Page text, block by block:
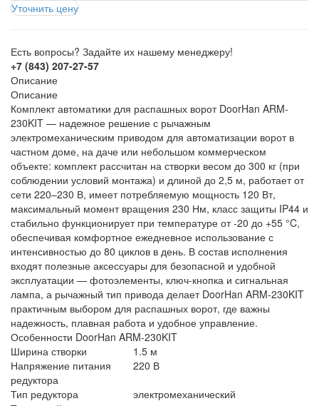
Уточнить цену
Есть вопросы? Задайте их нашему менеджеру!
+7 (843) 207-27-57
Описание
Описание
Комплект автоматики для распашных ворот DoorHan ARM-
230KIT — надежное решение с рычажным
электромеханическим приводом для автоматизации ворот в
частном доме, на даче или небольшом коммерческом
объекте: комплект рассчитан на створки весом до 300 кг (при
соблюдении условий монтажа) и длиной до 2,5 м, работает от
сети 220–230 В, имеет потребляемую мощность 120 Вт,
максимальный момент вращения 230 Нм, класс защиты IP44 и
стабильно функционирует при температуре от -20 до +55 °C,
обеспечивая комфортное ежедневное использование с
интенсивностью до 80 циклов в день. В состав исполнения
входят полезные аксессуары для безопасной и удобной
эксплуатации — фотоэлементы, ключ-кнопка и сигнальная
лампа, а рычажный тип привода делает DoorHan ARM-230KIT
практичным выбором для распашных ворот, где важны
надежность, плавная работа и удобное управление.
Особенности DoorHan ARM-230KIT
Ширина створки
1.5 м
Напряжение питания
редуктора
220 В
Тип редуктора
электромеханический